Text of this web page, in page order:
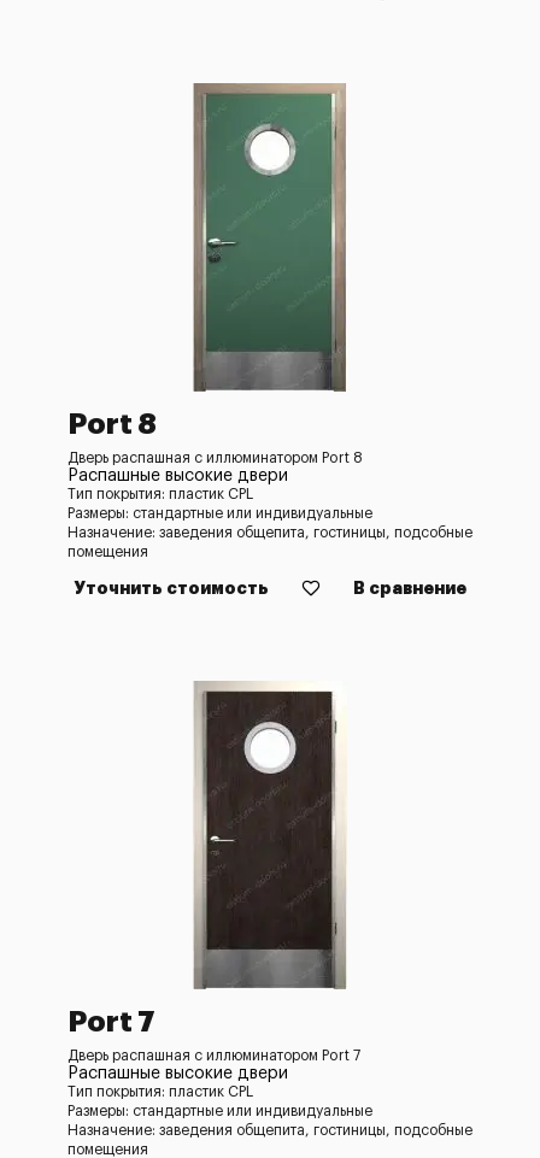
Port 8
Дверь распашная с иллюминатором Port 8
Распашные высокие двери
Тип покрытия: пластик CPL
Размеры: стандартные или индивидуальные
Назначение: заведения общепита, гостиницы, подсобные
помещения
Уточнить стоимость В сравнение
Port 7
Дверь распашная с иллюминатором Port 7
Распашные высокие двери
Тип покрытия: пластик CPL
Размеры: стандартные или индивидуальные
Назначение: заведения общепита, гостиницы, подсобные
помещения